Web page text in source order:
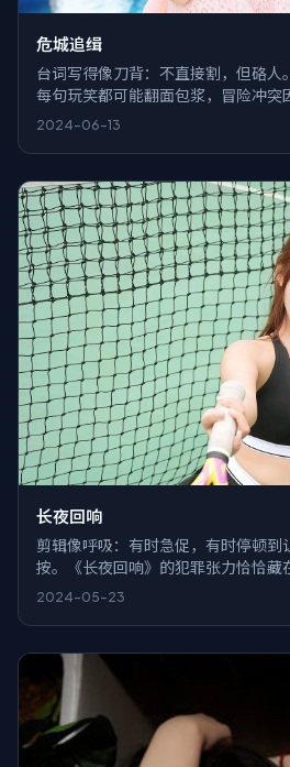
危城追缉
台词写得像刀背：不直接割，但硌人
每句玩笑都可能翻面包浆，冒险冲突
而不是英雄史诗。
2024-06-13
长夜回响
剪辑像呼吸：有时急促，有时停顿
按。《长夜回响》的犯罪张力恰恰藏
白里。
2024-05-23